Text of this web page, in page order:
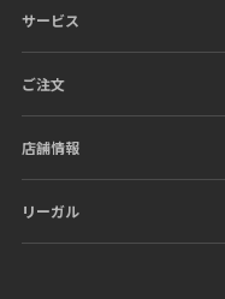
サービス
ご注文
店舗情報
リーガル